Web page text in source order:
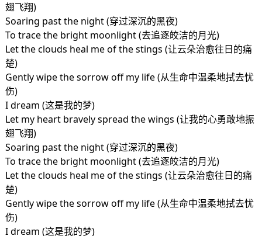
翅飞翔)
Soaring past the night (穿过深沉的黑夜)
To trace the bright moonlight (去追逐皎洁的月光)
Let the clouds heal me of the stings (让云朵治愈往日的痛
楚)
Gently wipe the sorrow off my life (从生命中温柔地拭去忧
伤)
I dream (这是我的梦)
Let my heart bravely spread the wings (让我的心勇敢地振
翅飞翔)
Soaring past the night (穿过深沉的黑夜)
To trace the bright moonlight (去追逐皎洁的月光)
Let the clouds heal me of the stings (让云朵治愈往日的痛
楚)
Gently wipe the sorrow off my life (从生命中温柔地拭去忧
伤)
I dream (这是我的梦)